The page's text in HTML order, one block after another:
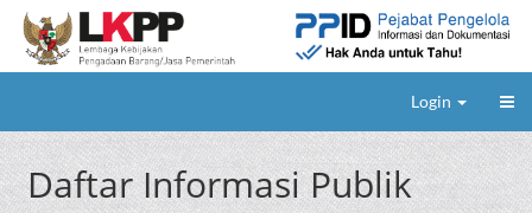
Login
Daftar Informasi Publik